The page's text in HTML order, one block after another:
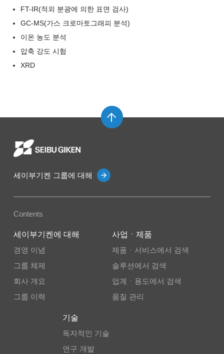
FT-IR(적외 분광에 의한 표면 검사)
GC-MS(가스 크로마토그래피 분석)
이온 농도 분석
압축 강도 시험
XRD
세이부기켄 그룹에 대해
Contents
세이부기켄에 대해
경영 이념
그룹 체제
회사 개요
그룹 이력
사업ㆍ제품
제품ㆍ서비스에서 검색
솔루션에서 검색
업계ㆍ용도에서 검색
품질 관리
기술
독자적인 기술
연구 개발